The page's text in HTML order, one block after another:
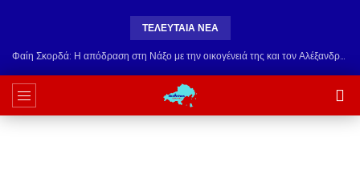
ΤΕΛΕΥΤΑΊΑ ΝΈΑ
Φαίη Σκορδά: Η απόδραση στη Νάξο με την οικογένειά της και τον Αλέξανδρο Αθανασιάδη – Το dinner με τον Αντώνη Πιτταρά